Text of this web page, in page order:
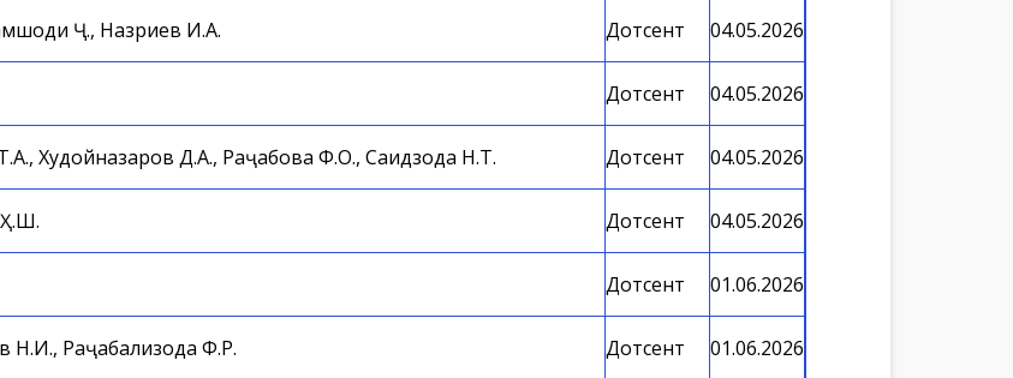
Ҷ., Назриев И.А. Дотсент
04.05.2026
Дотсент
04.05.2026
Худойназаров Д.А., Раҷабова Ф.О., Саидзода Н.Т. Дотсент
04.05.2026
Дотсент
04.05.2026
Дотсент
01.06.2026
Н.И., Раҷабализода Ф.Р. Дотсент
01.06.2026